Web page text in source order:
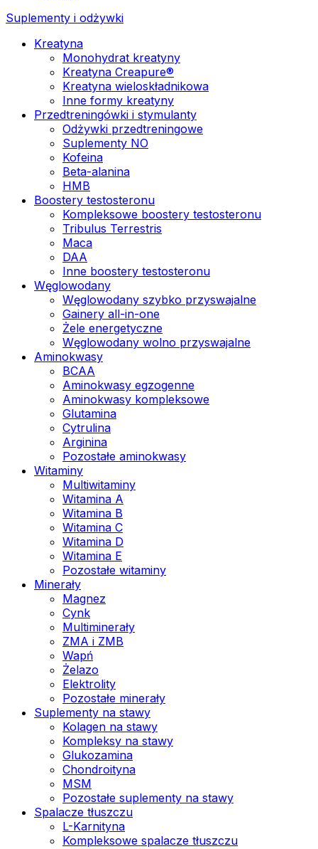
Suplementy i odżywki
Kreatyna
Monohydrat kreatyny
Kreatyna Creapure®
Kreatyna wieloskładnikowa
Inne formy kreatyny
Przedtreningówki i stymulanty
Odżywki przedtreningowe
Suplementy NO
Kofeina
Beta-alanina
HMB
Boostery testosteronu
Kompleksowe boostery testosteronu
Tribulus Terrestris
Maca
DAA
Inne boostery testosteronu
Węglowodany
Węglowodany szybko przyswajalne
Gainery all-in-one
Żele energetyczne
Węglowodany wolno przyswajalne
Aminokwasy
BCAA
Aminokwasy egzogenne
Aminokwasy kompleksowe
Glutamina
Cytrulina
Arginina
Pozostałe aminokwasy
Witaminy
Multiwitaminy
Witamina A
Witamina B
Witamina C
Witamina D
Witamina E
Pozostałe witaminy
Minerały
Magnez
Cynk
Multiminerały
ZMA i ZMB
Wapń
Żelazo
Elektrolity
Pozostałe minerały
Suplementy na stawy
Kolagen na stawy
Kompleksy na stawy
Glukozamina
Chondroityna
MSM
Pozostałe suplementy na stawy
Spalacze tłuszczu
L-Karnityna
Kompleksowe spalacze tłuszczu